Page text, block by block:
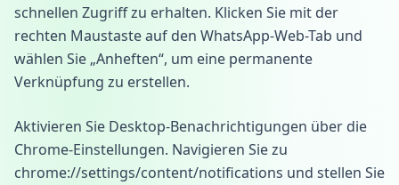
schnellen Zugriff zu erhalten. Klicken Sie mit der
rechten Maustaste auf den WhatsApp-Web-Tab und
wählen Sie „Anheften“, um eine permanente
Verknüpfung zu erstellen.
Aktivieren Sie Desktop-Benachrichtigungen über die
Chrome-Einstellungen. Navigieren Sie zu
chrome://settings/content/notifications und stellen Sie